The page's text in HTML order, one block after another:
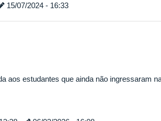
15/07/2024 - 16:33
aos estudantes que ainda não ingressaram